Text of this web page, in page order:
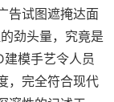
告试图遮掩达面
劲头量，究竟是
模手艺令人员
，完全符合现代